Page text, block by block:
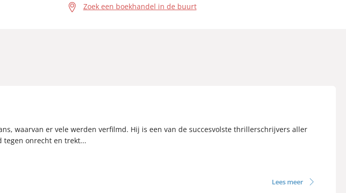
Zoek een boekhandel in de buurt
waarvan er vele werden verfilmd. Hij is een van de succesvolste thrillerschrijvers aller
onrecht en trekt...
Lees meer